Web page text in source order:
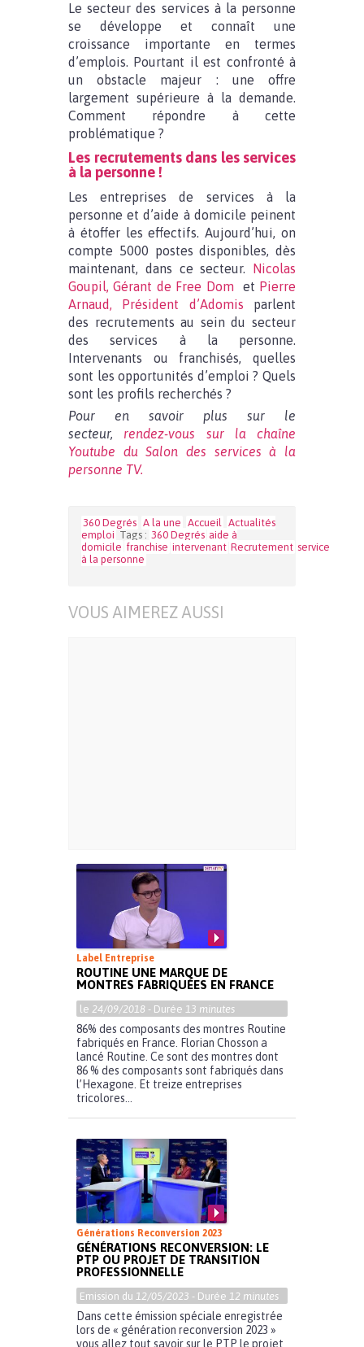
Le secteur des services à la personne
se développe et connaît une
croissance importante en termes
d’emplois. Pourtant il est confronté à
un obstacle majeur : une offre
largement supérieure à la demande.
Comment répondre à cette
problématique ?
Les recrutements dans les services
à la personne !
Les entreprises de services à la
personne et d’aide à domicile peinent
à étoffer les effectifs. Aujourd’hui, on
compte 5000 postes disponibles, dès
maintenant, dans ce secteur. Nicolas
Goupil, Gérant de Free Domet Pierre
Arnaud, Président d’Adomis parlent
des recrutements au sein du secteur
des services à la personne.
Intervenants ou franchisés, quelles
sont les opportunités d’emploi ? Quels
sont les profils recherchés ?
Pour en savoir plus sur le
secteur, rendez-vous sur la chaîne
Youtube du Salon des services à la
personne TV.
360 Degrés A la une Accueil Actualités
emploi Tags : 360 Degrés aide à
domicile franchise intervenant Recrutement service
à la personne
VOUS AIMEREZ AUSSI
Label Entreprise
ROUTINE UNE MARQUE DE
MONTRES FABRIQUÉES EN FRANCE
le 24/09/2018 - Durée 13 minutes
86% des composants des montres Routine
fabriqués en France. Florian Chosson a
lancé Routine. Ce sont des montres dont
86 % des composants sont fabriqués dans
l’Hexagone. Et treize entreprises
tricolores...
Générations Reconversion 2023
GÉNÉRATIONS RECONVERSION: LE
PTP OU PROJET DE TRANSITION
PROFESSIONNELLE
Emission du 12/05/2023 - Durée 12 minutes
Dans cette émission spéciale enregistrée
lors de « génération reconversion 2023 »
vous allez tout savoir sur le PTP le projet